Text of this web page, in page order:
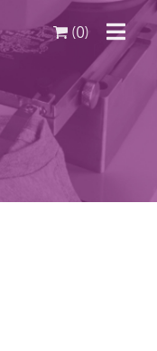
MENU
(0)